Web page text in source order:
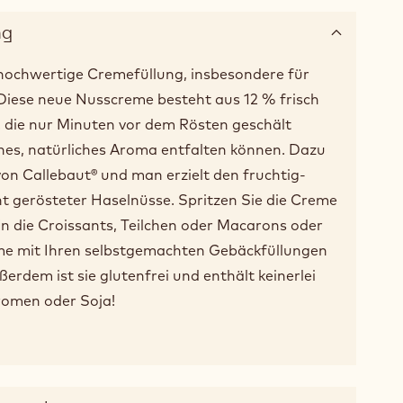
Cremefüllung, insbesondere für
neue Nusscreme besteht aus 12 % frisch
nur Minuten vor dem Rösten geschält
natürliches Aroma entfalten können. Dazu
Callebaut® und man erzielt den fruchtig-
gerösteter Haselnüsse. Spritzen Sie die Creme
die Croissants, Teilchen oder Macarons oder
mit Ihren selbstgemachten Gebäckfüllungen
ist sie glutenfrei und enthält keinerlei
oder Soja!